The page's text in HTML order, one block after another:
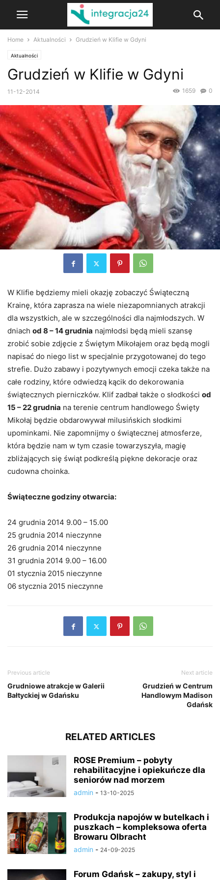
Home Aktualności Grudzień w Klifie w Gdyni
Aktualności
Grudzień w Klifie w Gdyni
11-12-2014 0
1659
W Klifie będziemy mieli okazję zobaczyć Świąteczną
Krainę, która zaprasza na wiele niezapomnianych atrakcji
dla wszystkich, ale w szczególności dla najmłodszych. W
dniach od 8 – 14 grudnia najmłodsi będą mieli szansę
zrobić sobie zdjęcie z Świętym Mikołajem oraz będą mogli
napisać do niego list w specjalnie przygotowanej do tego
strefie. Dużo zabawy i pozytywnych emocji czeka także na
całe rodziny, które odwiedzą kącik do dekorowania
świątecznych pierniczków. Klif zadbał także o słodkości od
15 – 22 grudnia na terenie centrum handlowego Święty
Mikołaj będzie obdarowywał milusińskich słodkimi
upominkami. Nie zapomnijmy o świątecznej atmosferze,
która będzie nam w tym czasie towarzyszyła, magię
zbliżających się świąt podkreślą piękne dekoracje oraz
cudowna choinka.
Świąteczne godziny otwarcia:
24 grudnia 2014 9.00 – 15.00
25 grudnia 2014 nieczynne
26 grudnia 2014 nieczynne
31 grudnia 2014 9.00 – 16.00
01 stycznia 2015 nieczynne
06 stycznia 2015 nieczynne
Previous article
Grudniowe atrakcje w Galerii
Bałtyckiej w Gdańsku
Next article
Grudzień w Centrum
Handlowym Madison
Gdańsk
RELATED ARTICLES
ROSE Premium – pobyty
rehabilitacyjne i opiekuńcze dla
seniorów nad morzem
admin - 13-10-2025
Produkcja napojów w butelkach i
puszkach – kompleksowa oferta
Browaru Olbracht
admin - 24-09-2025
Forum Gdańsk – zakupy, styl i